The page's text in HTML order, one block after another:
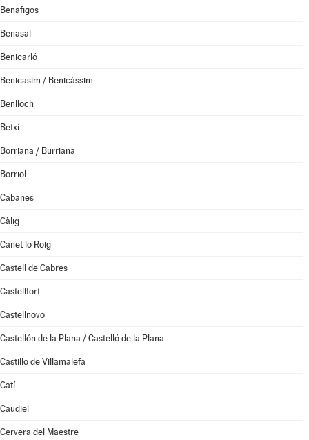
Benafigos
Benasal
Benicarló
Benicasim / Benicàssim
Benlloch
Betxí
Borriana / Burriana
Borriol
Cabanes
Càlig
Canet lo Roig
Castell de Cabres
Castellfort
Castellnovo
Castellón de la Plana / Castelló de la Plana
Castillo de Villamalefa
Catí
Caudiel
Cervera del Maestre